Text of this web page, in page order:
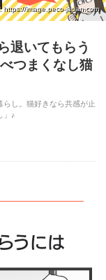
https://image.peco-japan.com
退いてもらう
つまくなし猫
し。猫好きなら共感が止
」♪